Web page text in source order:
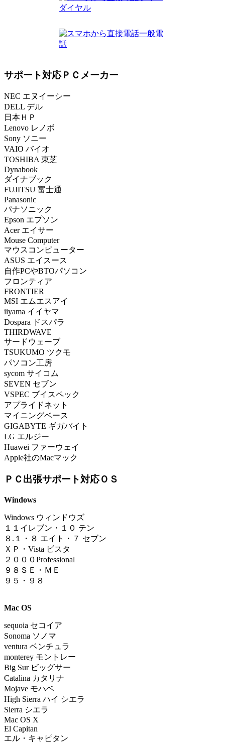
サポート対応ＰＣメーカー
NEC エヌイーシー
DELL デル
日本ＨＰ
Lenovo レノボ
Sony ソニー
VAIO バイオ
TOSHIBA 東芝
Dynabook
ダイナブック
FUJITSU 富士通
Panasonic
パナソニック
Epson エプソン
Acer エイサー
Mouse Computer
マウスコンピューター
ASUS エイスース
自作PCやBTOパソコン
フロンティア
FRONTIER
MSI エムエスアイ
iiyama イイヤマ
Dospara ドスパラ
THIRDWAVE
サードウェーブ
TSUKUMO ツクモ
パソコン工房
sycom サイコム
SEVEN セブン
VSPEC ブイスペック
アプライドネット
マイニングベース
GIGABYTE ギガバイト
LG エルジー
Huawei ファーウェイ
Apple社のMacマック
ＰＣ出張サポート対応ＯＳ
Windows
Windows ウィンドウズ
１
１イレブン ・ １０ テン
８.１
・ ８ エイト・７ セブン
ＸＰ・Vista ビスタ
２０００Professional
９８ＳＥ・ＭＥ
９５・９８
Mac OS
sequoia セコイア
Sonoma ソノマ
ventura ベンチュラ
monterey モントレー
Big Sur ビッグサー
Catalina カタリナ
Mojave モハベ
High Sierra ハイ シエラ
Sierra シエラ
Mac OS X
El Capitan
エル・キャピタン